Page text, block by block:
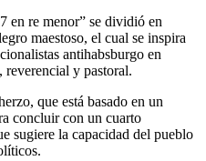
en re menor” se dividió en
maestoso, el cual se inspira
antihabsburgo en
reverencial y pastoral.
que está basado en un
concluir con un cuarto
sugiere la capacidad del pueblo